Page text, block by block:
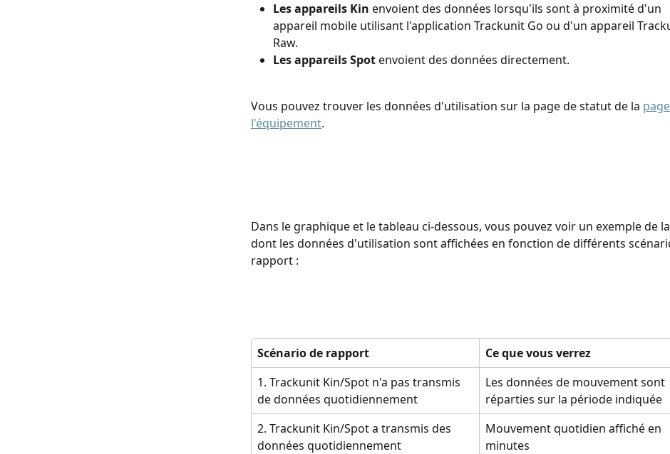
Les appareils Kin envoient des données lorsqu'ils sont à proximité d'un
appareil mobile utilisant l'application Trackunit Go ou d'un appareil
Raw.
Les appareils Spot envoient des données directement.
Vous pouvez trouver les données d'utilisation sur la page de statut de la
l'équipement.
Dans le graphique et le tableau ci-dessous, vous pouvez voir un exemple de
dont les données d'utilisation sont affichées en fonction de différents
rapport :
Scénario de rapport
Ce que vous verrez
1. Trackunit Kin/Spot n'a pas transmis
de données quotidiennement
Les données de mouvement sont
réparties sur la période indiquée
2. Trackunit Kin/Spot a transmis des
données quotidiennement
Mouvement quotidien affiché en
minutes